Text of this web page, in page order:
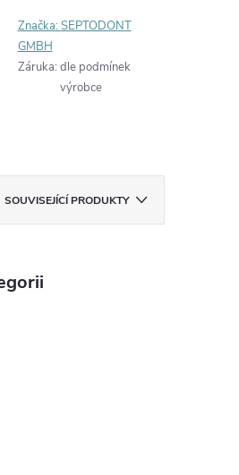
Značka:SEPTODONT
GMBH
Záruka: dle podmínek
výrobce
SOUVISEJÍCÍ PRODUKTY